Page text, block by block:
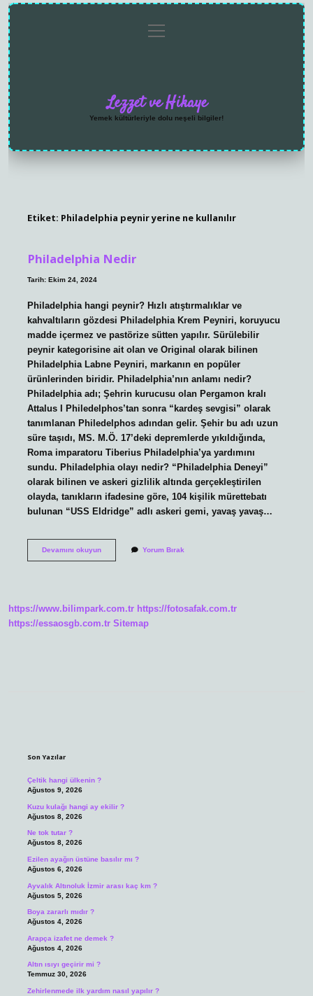
menüyü
aç
Lezzet ve Hikaye
Yemek kültürleriyle dolu neşeli bilgiler!
Etiket: Philadelphia peynir yerine ne kullanılır
Philadelphia Nedir
Tarih: Ekim 24, 2024
Philadelphia hangi peynir? Hızlı atıştırmalıklar ve
kahvaltıların gözdesi Philadelphia Krem Peyniri, koruyucu
madde içermez ve pastörize sütten yapılır. Sürülebilir
peynir kategorisine ait olan ve Original olarak bilinen
Philadelphia Labne Peyniri, markanın en popüler
ürünlerinden biridir. Philadelphia’nın anlamı nedir?
Philadelphia adı; Şehrin kurucusu olan Pergamon kralı
Attalus I Philedelphos’tan sonra “kardeş sevgisi” olarak
tanımlanan Philedelphos adından gelir. Şehir bu adı uzun
süre taşıdı, MS. M.Ö. 17’deki depremlerde yıkıldığında,
Roma imparatoru Tiberius Philadelphia’ya yardımını
sundu. Philadelphia olayı nedir? “Philadelphia Deneyi”
olarak bilinen ve askeri gizlilik altında gerçekleştirilen
olayda, tanıkların ifadesine göre, 104 kişilik mürettebatı
bulunan “USS Eldridge” adlı askeri gemi, yavaş yavaş…
Devamını okuyunPhiladelphiaYorum Bırak
https://www.bilimpark.com.tr https://fotosafak.com.tr
https://essaosgb.com.tr Sitemap
Son Yazılar
Çeltik hangi ülkenin ?
Ağustos 9, 2026
Kuzu kulağı hangi ay ekilir ?
Ağustos 8, 2026
Ne tok tutar ?
Ağustos 8, 2026
Ezilen ayağın üstüne basılır mı ?
Ağustos 6, 2026
Ayvalık Altınoluk İzmir arası kaç km ?
Ağustos 5, 2026
Boya zararlı mıdır ?
Ağustos 4, 2026
Arapça izafet ne demek ?
Ağustos 4, 2026
Altın ısıyı geçirir mi ?
Temmuz 30, 2026
Zehirlenmede ilk yardım nasıl yapılır ?